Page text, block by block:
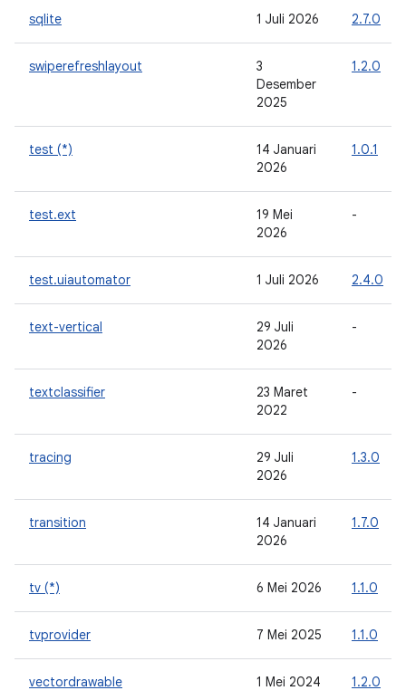
sqlite 1 Juli 2026 2.7.0
swiperefreshlayout
3
Desember
2025
1.2.0
test (*)
14 Januari
2026
1.0.1
test.ext
19 Mei
2026
-
test.uiautomator 1 Juli 2026 2.4.0
text-vertical
29 Juli
2026
-
textclassifier
23 Maret
2022
-
tracing
29 Juli
2026
1.3.0
transition
14 Januari
2026
1.7.0
tv (*) 6 Mei 2026 1.1.0
tvprovider 7 Mei 2025 1.1.0
vectordrawable 1 Mei 2024 1.2.0